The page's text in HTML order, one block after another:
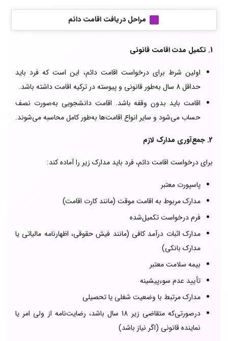
مراحل دریافت اقامت دائم
1. تکمیل مدت اقامت قانونی
اولین شرط برای درخواست اقامت دائم، این است که فرد باید
حداقل 8 سال به‌طور قانونی و پیوسته در ترکیه اقامت داشته باشد.
اقامت باید بدون وقفه باشد. اقامت دانشجویی به‌صورت نصف
حساب می‌شود و سایر انواع اقامت‌ها به‌طور کامل محاسبه می‌شوند.
2. جمع‌آوری مدارک لازم
برای درخواست اقامت دائم، فرد باید مدارک زیر را آماده کند:
پاسپورت معتبر
مدارک مربوط به اقامت موقت (مانند کارت اقامت)
فرم درخواست تکمیل‌شده
مدارک اثبات درآمد کافی (مانند فیش حقوقی، اظهارنامه مالیاتی یا
مدارک بانکی)
بیمه سلامت معتبر
تأیید عدم سوءپیشینه
مدارک مرتبط با وضعیت شغلی یا تحصیلی
درصورتی‌که متقاضی زیر 18 سال باشد، رضایت‌نامه از ولی امر یا
نماینده قانونی (اگر نیاز باشد)